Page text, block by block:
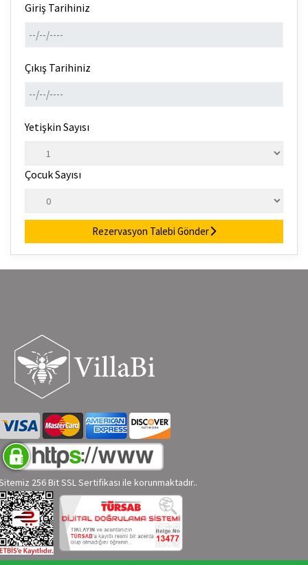
Giriş Tarihiniz
Çıkış Tarihiniz
Yetişkin Sayısı
Çocuk Sayısı
Rezervasyon Talebi Gönder
256 Bit SSL Sertifikası ile korunmaktadır..